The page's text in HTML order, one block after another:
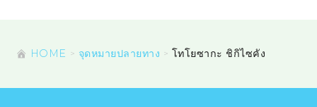
HOME จุดหมายปลายทาง โทโยซากะ ชิกิไซคัง